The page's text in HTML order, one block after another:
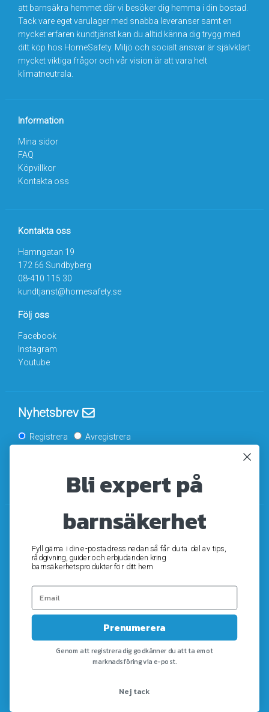
att barnsäkra hemmet där vi besöker dig hemma i din bostad.
Tack vare eget varulager med snabba leveranser samt en
mycket erfaren kundtjänst kan du alltid känna dig trygg med
ditt köp hos HomeSafety. Miljö och socialt ansvar är självklart
mycket viktiga frågor och vår vision är att vara helt
klimatneutrala.
Information
Mina sidor
FAQ
Köpvillkor
Kontakta oss
Kontakta oss
Hamngatan 19
172 66 Sundbyberg
08-410 115 30
kundtjanst@homesafety.se
Följ oss
Facebook
Instagram
Youtube
Nyhetsbrev
Registrera Avregistrera
OK
Bli expert på
barnsäkerhet
Fyll gärna i din e-postadress nedan så får du ta del av tips,
rådgivning, guider och erbjudanden kring
barnsäkerhetsprodukter för ditt hem
Prenumerera
Genom att registrera dig godkänner du att ta emot
marknadsföring via e-post.
Nej tack